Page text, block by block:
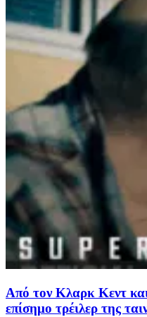
Από τον Κλαρκ Κεντ
επίσημο τρέιλερ της